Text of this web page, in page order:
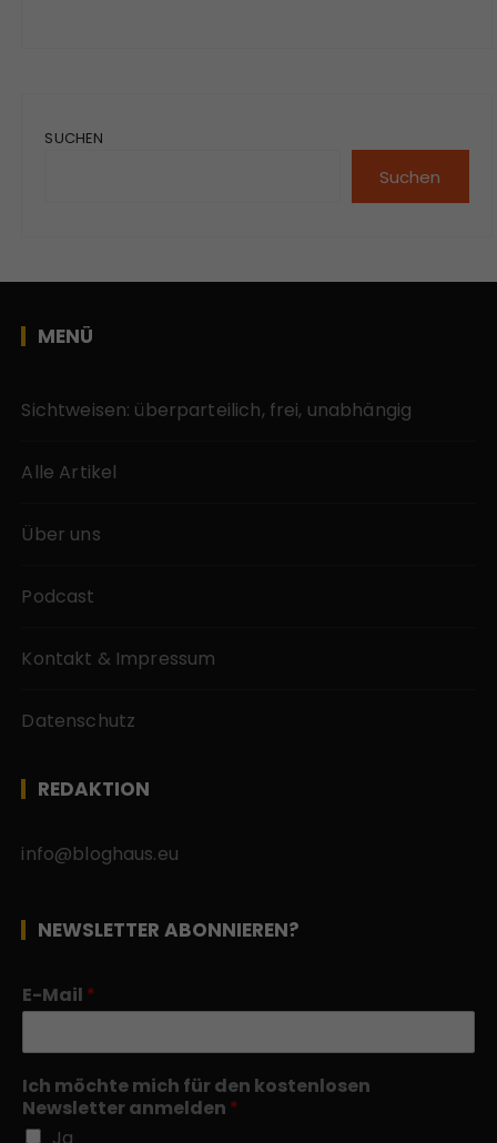
SUCHEN
Suchen
MENÜ
Sichtweisen: überparteilich, frei, unabhängig
Alle Artikel
Über uns
Podcast
Kontakt & Impressum
Datenschutz
REDAKTION
info@bloghaus.eu
NEWSLETTER ABONNIEREN?
E-Mail *
Ich möchte mich für den kostenlosen
Newsletter anmelden *